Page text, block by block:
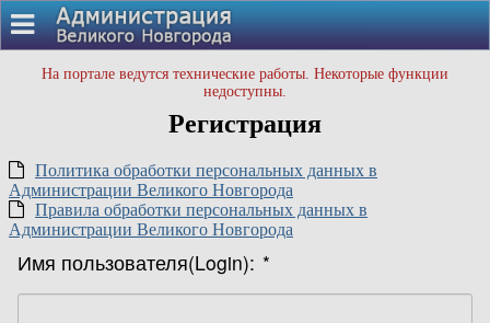
На портале ведутся технические работы. Некоторые функции
недоступны.
Регистрация
Политика обработки персональных данных в
Администрации Великого Новгорода
Правила обработки персональных данных в
Администрации Великого Новгорода
Имя пользователя(Login): *